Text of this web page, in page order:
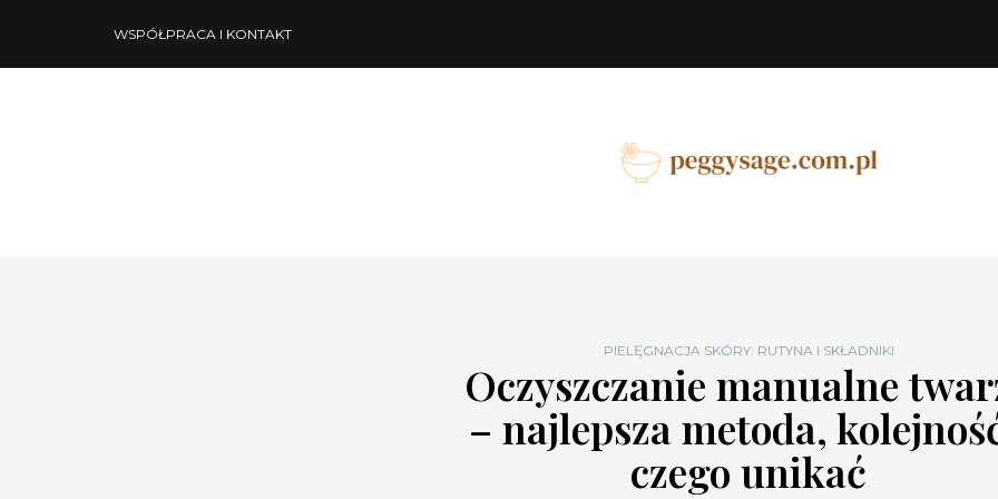
WSPÓŁPRACA I KONTAKT
PIELĘGNACJA SKÓRY: RUTYNA I SKŁADNIKI
Oczyszczanie manualne
– najlepsza metoda,
czego unikać